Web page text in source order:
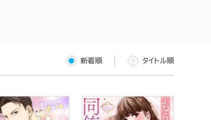
新着順 タイトル順